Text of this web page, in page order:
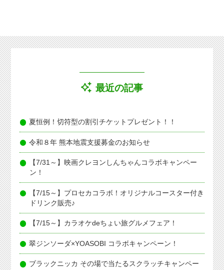
最近の記事
夏恒例！切符型の割引チケットプレゼント！！
令和８年 熊本地震支援募金のお知らせ
【7/31～】映画クレヨンしんちゃんコラボキャンペー
ン！
【7/15～】プロセカコラボ！オリジナルコースター付き
ドリンク販売♪
【7/15～】カラオケdeちょい旅グルメフェア！
翠ジンソーダ×YOASOBI コラボキャンペーン！
ブラックニッカ その場で当たるスクラッチキャンペー